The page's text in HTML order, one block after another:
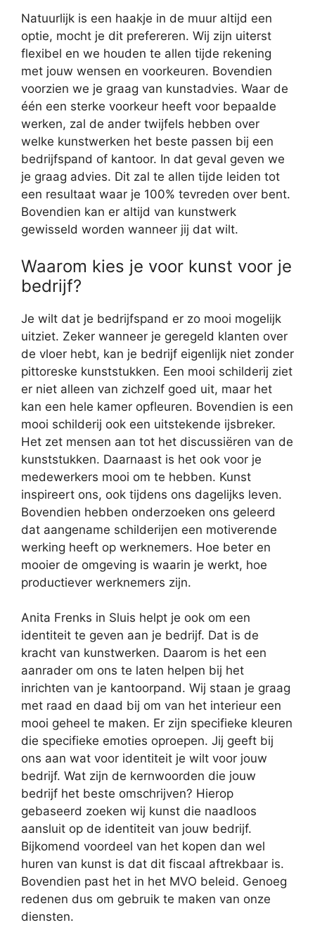
Natuurlijk is een haakje in de muur altijd een
optie, mocht je dit prefereren. Wij zijn uiterst
flexibel en we houden te allen tijde rekening
met jouw wensen en voorkeuren. Bovendien
voorzien we je graag van kunstadvies. Waar de
één een sterke voorkeur heeft voor bepaalde
werken, zal de ander twijfels hebben over
welke kunstwerken het beste passen bij een
bedrijfspand of kantoor. In dat geval geven we
je graag advies. Dit zal te allen tijde leiden tot
een resultaat waar je 100% tevreden over bent.
Bovendien kan er altijd van kunstwerk
gewisseld worden wanneer jij dat wilt.
Waarom kies je voor kunst voor je
bedrijf?
Je wilt dat je bedrijfspand er zo mooi mogelijk
uitziet. Zeker wanneer je geregeld klanten over
de vloer hebt, kan je bedrijf eigenlijk niet zonder
pittoreske kunststukken. Een mooi schilderij ziet
er niet alleen van zichzelf goed uit, maar het
kan een hele kamer opfleuren. Bovendien is een
mooi schilderij ook een uitstekende ijsbreker.
Het zet mensen aan tot het discussiëren van de
kunststukken. Daarnaast is het ook voor je
medewerkers mooi om te hebben. Kunst
inspireert ons, ook tijdens ons dagelijks leven.
Bovendien hebben onderzoeken ons geleerd
dat aangename schilderijen een motiverende
werking heeft op werknemers. Hoe beter en
mooier de omgeving is waarin je werkt, hoe
productiever werknemers zijn.
Anita Frenks in Sluis helpt je ook om een
identiteit te geven aan je bedrijf. Dat is de
kracht van kunstwerken. Daarom is het een
aanrader om ons te laten helpen bij het
inrichten van je kantoorpand. Wij staan je graag
met raad en daad bij om van het interieur een
mooi geheel te maken. Er zijn specifieke kleuren
die specifieke emoties oproepen. Jij geeft bij
ons aan wat voor identiteit je wilt voor jouw
bedrijf. Wat zijn de kernwoorden die jouw
bedrijf het beste omschrijven? Hierop
gebaseerd zoeken wij kunst die naadloos
aansluit op de identiteit van jouw bedrijf.
Bijkomend voordeel van het kopen dan wel
huren van kunst is dat dit fiscaal aftrekbaar is.
Bovendien past het in het MVO beleid. Genoeg
redenen dus om gebruik te maken van onze
diensten.